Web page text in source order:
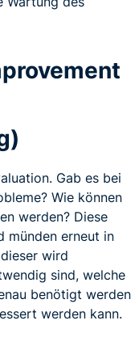
Gab es bei
Wie können
werden? Diese
münden erneut in
wird
sind, welche
benötigt werden
werden kann.